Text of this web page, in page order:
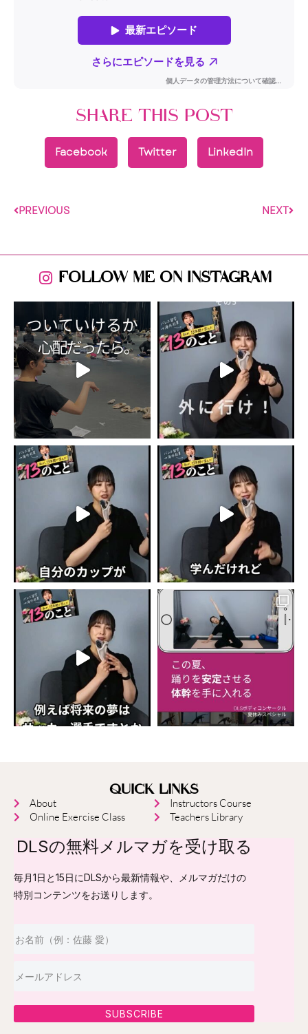
SHARE THIS POST
Facebook Twitter LinkedIn
PREVIOUS NEXT
FOLLOW ME ON INSTAGRAM
QUICK LINKS
About
Online Exercise Class
Instructors Course
Teachers Library
DLSの無料メルマガを受け取る
毎月1日と15日にDLSから最新情報や、メルマガだけの
特別コンテンツをお送りします。
SUBSCRIBE